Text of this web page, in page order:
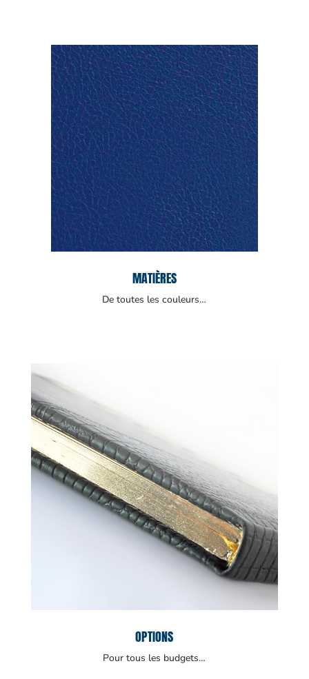
MATIÈRES
De toutes les couleurs…
OPTIONS
Pour tous les budgets…